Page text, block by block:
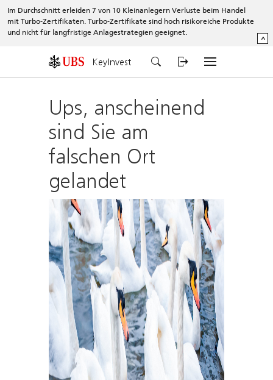
Im Durchschnitt erleiden 7 von 10 Kleinanlegern Verluste beim Handel
mit Turbo-Zertifikaten. Turbo-Zertifikate sind hoch risikoreiche Produkte
und nicht für langfristige Anlagestrategien geeignet.
^
KeyInvest
Ups, anscheinend
sind Sie am
falschen Ort
gelandet